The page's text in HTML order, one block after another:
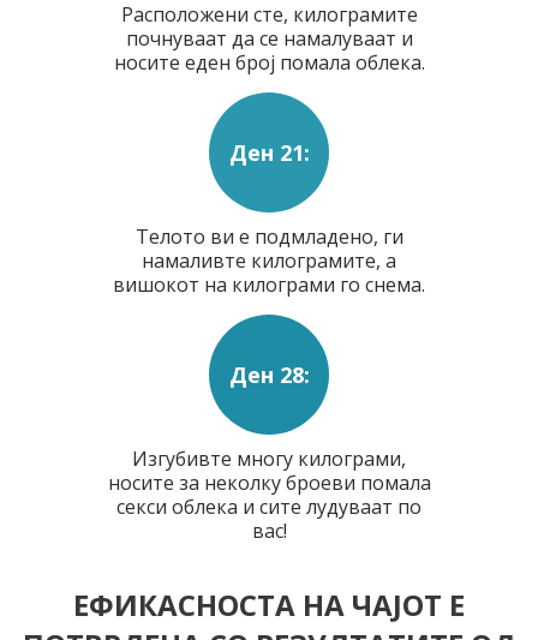
Расположени сте, килограмите
почнуваат да се намалуваат и
носите еден број помала облека.
Ден 21:
Телото ви е подмладено, ги
намаливте килограмите, а
вишокот на килограми го снема.
Ден 28:
Изгубивте многу килограми,
носите за неколку броеви помала
секси облека и сите лудуваат по
вас!
ЕФИКАСНОСТА НА ЧАЈОТ Е